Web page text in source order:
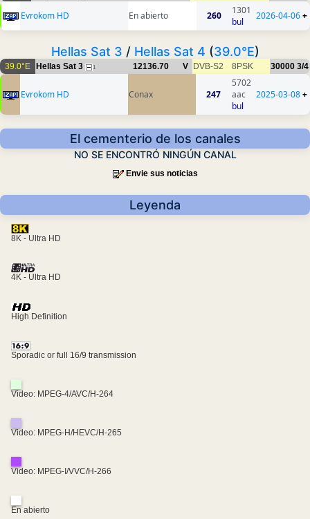
Evrokom HD En abierto 260
1301
bul
2026-04-06+
Hellas Sat 3 / Hellas Sat 4 (39.0°E)
39.0°E Hellas Sat 3 1 12136.70 V DVB-S2 8PSK 30000 3/4
Evrokom HD Conax 247
5702
aac
bul
2025-03-08+
El cementerio de los canales
NO SE ENCONTRÓ NINGÚN CANAL
Envie sus noticias
Leyenda
8K - Ultra HD
4K - Ultra HD
High Definition
Sporadic or full 16/9 transmission
Video: MPEG-4/AVC/H-264
Video: MPEG-H/HEVC/H-265
Video: MPEG-I/VVC/H-266
En abierto